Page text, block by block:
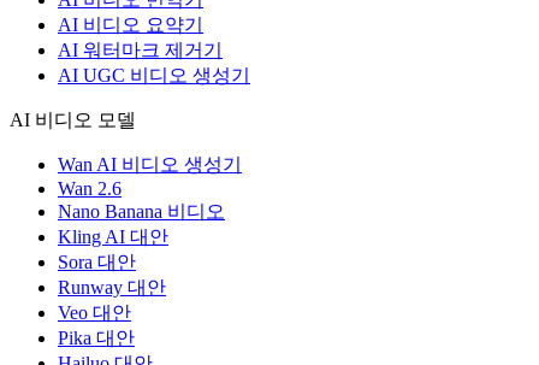
AI 비디오 요약기
AI 워터마크 제거기
AI UGC 비디오 생성기
AI 비디오 모델
Wan AI 비디오 생성기
Wan 2.6
Nano Banana 비디오
Kling AI 대안
Sora 대안
Runway 대안
Veo 대안
Pika 대안